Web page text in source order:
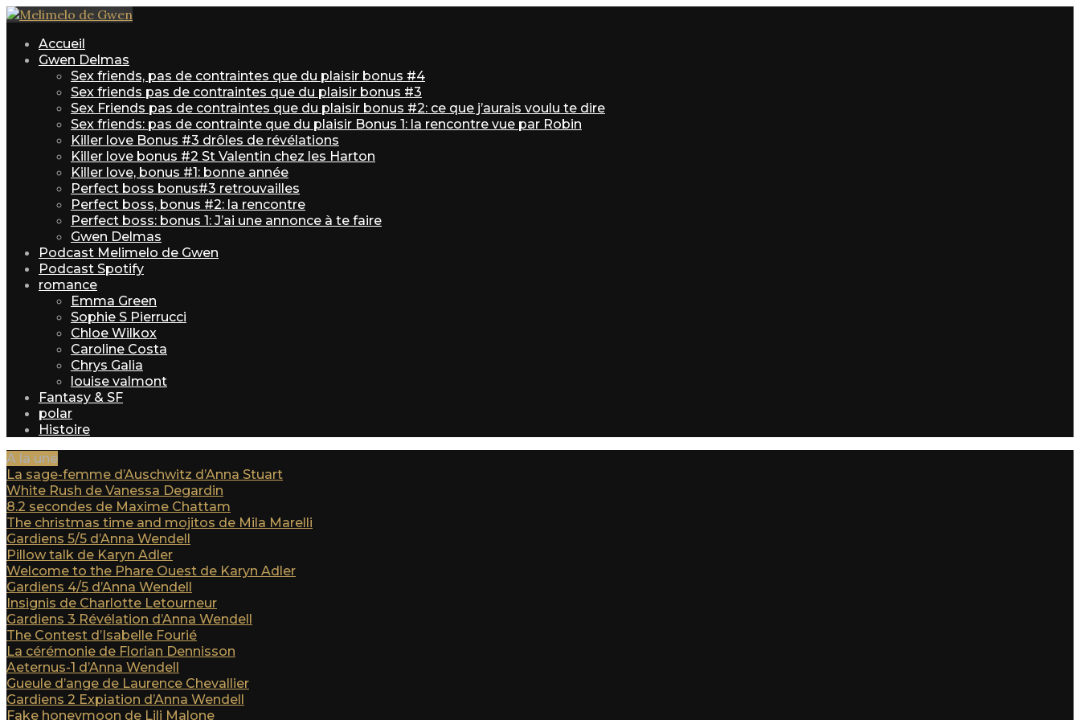
Accueil
Gwen Delmas
Sex friends, pas de contraintes que du plaisir bonus #4
Sex friends pas de contraintes que du plaisir bonus #3
Sex Friends pas de contraintes que du plaisir bonus #2: ce que j’aurais voulu te dire
Sex friends: pas de contrainte que du plaisir Bonus 1: la rencontre vue par Robin
Killer love Bonus #3 drôles de révélations
Killer love bonus #2 St Valentin chez les Harton
Killer love, bonus #1: bonne année
Perfect boss bonus#3 retrouvailles
Perfect boss, bonus #2: la rencontre
Perfect boss: bonus 1: J’ai une annonce à te faire
Gwen Delmas
Podcast Melimelo de Gwen
Podcast Spotify
romance
Emma Green
Sophie S Pierrucci
Chloe Wilkox
Caroline Costa
Chrys Galia
louise valmont
Fantasy & SF
polar
Histoire
A la une
La sage-femme d’Auschwitz d’Anna Stuart
White Rush de Vanessa Degardin
8.2 secondes de Maxime Chattam
The christmas time and mojitos de Mila Marelli
Gardiens 5/5 d’Anna Wendell
Pillow talk de Karyn Adler
Welcome to the Phare Ouest de Karyn Adler
Gardiens 4/5 d’Anna Wendell
Insignis de Charlotte Letourneur
Gardiens 3 Révélation d’Anna Wendell
The Contest d’Isabelle Fourié
La cérémonie de Florian Dennisson
Aeternus-1 d’Anna Wendell
Gueule d’ange de Laurence Chevallier
Gardiens 2 Expiation d’Anna Wendell
Fake honeymoon de Lili Malone